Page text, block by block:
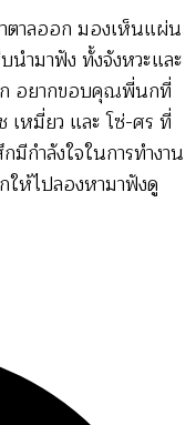
ตาลออก มองเห็นแผ่น
นำมาฟัง ทั้งจังหวะและ
ก อยากขอบคุณพี่นกที่
หมี่ยว และ โซ่-ศร ที่
กำลังใจในการทำงาน
ห้ไปลองหามาฟังดู